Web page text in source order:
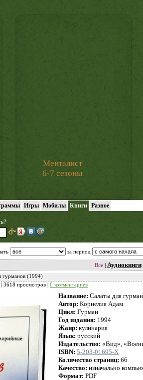
Менталист
6-7 сезоны
Need for Speed:
Porsche Unleashed
Игры Мобилы Книги Разное
за период
Все| Аудиокниги|
гурманов (1994)
| 3618 просмотров | 0 комментариев
Название: Салаты для
Автор: Корнелия Адам
Цикл: Гурман
Год издания: 1994
Жанр: кулинария
Язык: русский
Издательство: «Вид»,
ISBN: 5-203-01695-Х
Количество страниц: 66
Качество: изначально
Формат: PDF